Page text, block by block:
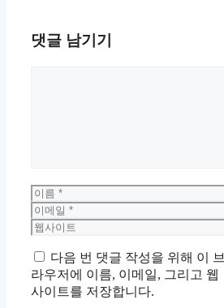
댓글 남기기
이
름
이
메
웹
이
트
다음 번 댓글 작성을 위해 이 브
라우저에 이름, 이메일, 그리고 웹
사이트를 저장합니다.